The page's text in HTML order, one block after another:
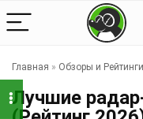
Главная » Обзоры и Рейтинги
Лучшие